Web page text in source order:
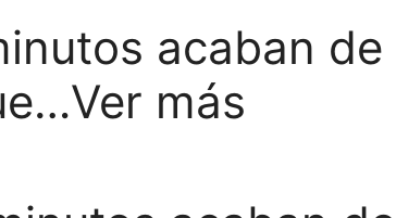
acaban de
más